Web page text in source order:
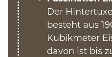
Der
besteht aus
Kubikmeter
davon ist bis